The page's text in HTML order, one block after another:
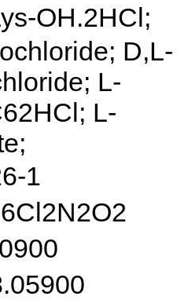
OH.2HCl;
D,L-
L-
L-
1